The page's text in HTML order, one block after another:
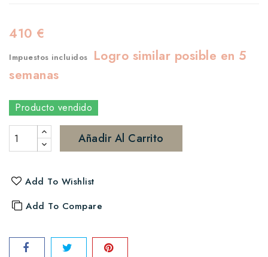
410 €
Impuestos incluidos
Logro similar posible en 5
semanas
Producto vendido
Añadir Al Carrito
Add To Wishlist
Add To Compare